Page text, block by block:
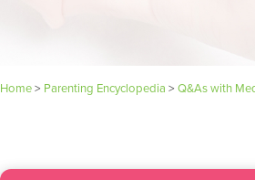
Home> Parenting Encyclopedia > Q&As with